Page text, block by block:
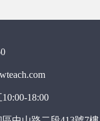
18:00